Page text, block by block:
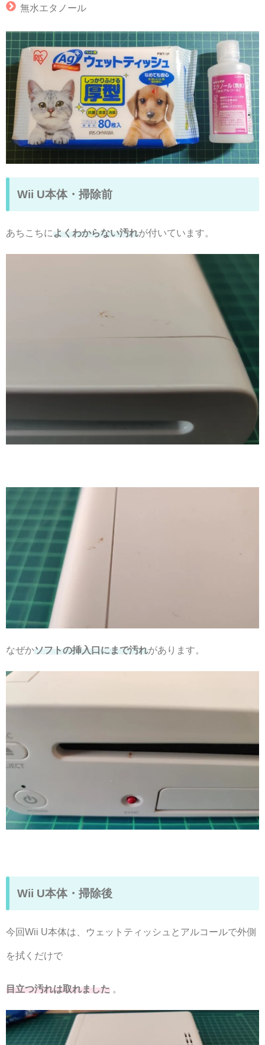
無水エタノール
Wii U本体・掃除前
あちこちによくわからない汚れが付いています。
なぜかソフトの挿入口にまで汚れがあります。
Wii U本体・掃除後
今回Wii U本体は、ウェットティッシュとアルコールで外側
を拭くだけで
目立つ汚れは取れました